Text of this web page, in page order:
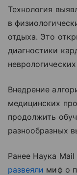
Технология
в
отдыха. Это
диагностики
Внедрение
медицинских
продолжить
разнообразных
Ранее Наука
развеяли миф о